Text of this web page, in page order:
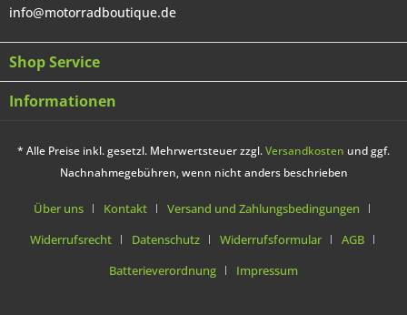
info@motorradboutique.de
Shop Service
Informationen
* Alle Preise inkl. gesetzl. Mehrwertsteuer zzgl.Versandkosten und ggf.
Nachnahmegebühren, wenn nicht anders beschrieben
Über uns Kontakt
Versand und Zahlungsbedingungen
Widerrufsrecht
Datenschutz Widerrufsformular
AGB
Batterieverordnung
Impressum